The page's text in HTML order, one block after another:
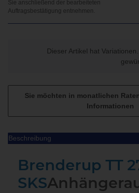
Dieser Artikel hat
Sie möchten in monatlichen
Informationen
Beschreibung
Brenderup TT
SKS